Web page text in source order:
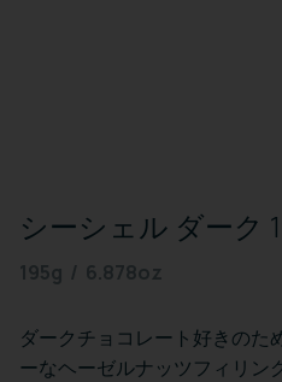
シーシェル ダーク
195g / 6.878oz
ダークチョコレート好きのた
ーなヘーゼルナッツフィリン